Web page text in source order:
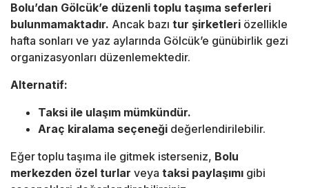
Bolu’dan Gölcük’e düzenli toplu taşıma seferleri
bulunmamaktadır. Ancak bazı tur şirketleri özellikle
hafta sonları ve yaz aylarında Gölcük’e günübirlik gezi
organizasyonları düzenlemektedir.
Alternatif:
Taksi ile ulaşım mümkündür.
Araç kiralama seçeneği değerlendirilebilir.
Eğer toplu taşıma ile gitmek isterseniz, Bolu
merkezden özel turlar veya taksi paylaşımı gibi